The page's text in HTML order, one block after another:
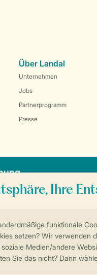
Über Landal
Unternehmen
Jobs
Partnerprogramm
Presse